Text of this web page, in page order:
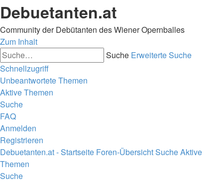
Debuetanten.at
Community der Debütanten des Wiener Opernballes
Zum Inhalt
Suche Erweiterte Suche
Schnellzugriff
Unbeantwortete Themen
Aktive Themen
Suche
FAQ
Anmelden
Registrieren
Debuetanten.at - Startseite Foren-ÜbersichtSucheAktive
Themen
Suche